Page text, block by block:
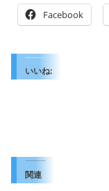
Facebook
いいね:
関連